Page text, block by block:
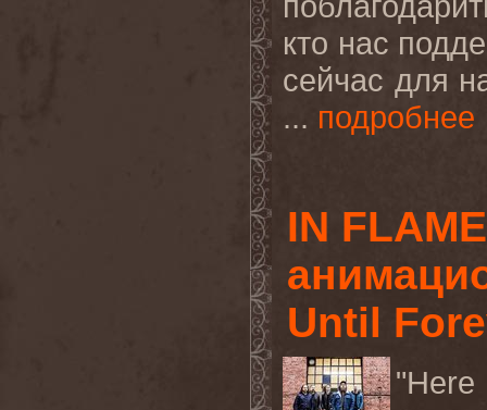
кто нас
сейчас для
... подробнее
IN
Until
"Here